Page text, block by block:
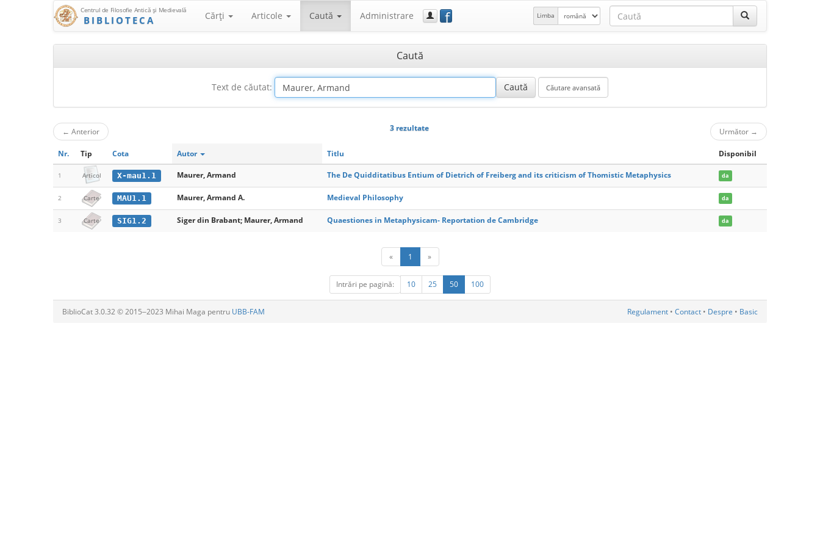
Centrul de Filosofie Antică şi Medievală
BIBLIOTECA Cărţi Articole Caută Administrare f Limba
Caută
Text de căutat:
← Anterior 3 rezultate Următor →
Nr. Tip Cota Autor Titlu Disponibil
1 Articol X-mau1.1 Maurer, Armand The De Quidditatibus Entium of Dietrich of Freiberg and its criticism of Thomistic Metaphysics da
2 Carte MAU1.1 Maurer, Armand A. Medieval Philosophy da
3 Carte SIG1.2 Siger din Brabant; Maurer, Armand Quaestiones in Metaphysicam- Reportation de Cambridge da
« 1 »
Intrări pe pagină: 10 25 50 100
BiblioCat 3.0.32 © 2015‒2023 Mihai Maga pentru UBB-FAM Regulament • Contact • Despre • Basic